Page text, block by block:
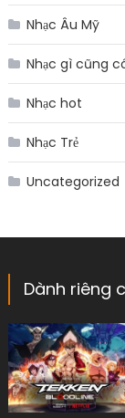
Nhạc Âu Mỹ
Nhạc gì cũng
Nhạc hot
Nhạc Trẻ
Uncategorized
Dành riêng